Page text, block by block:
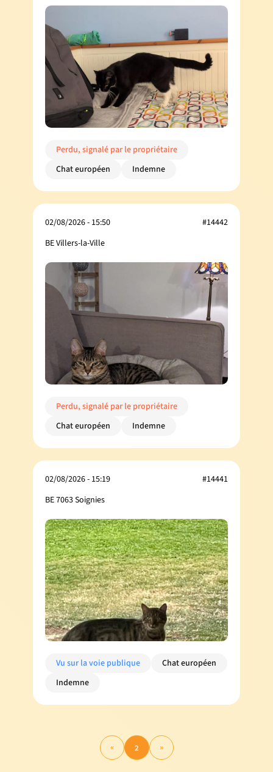
Perdu, signalé par le propriétaire
Chat européen
Indemne
02/08/2026 - 15:50
BE Villers-la-Ville
#14442
Perdu, signalé par le propriétaire
Chat européen
Indemne
02/08/2026 - 15:19
BE 7063 Soignies
#14441
Vu sur la voie publique
Chat européen
Indemne
« 2 »